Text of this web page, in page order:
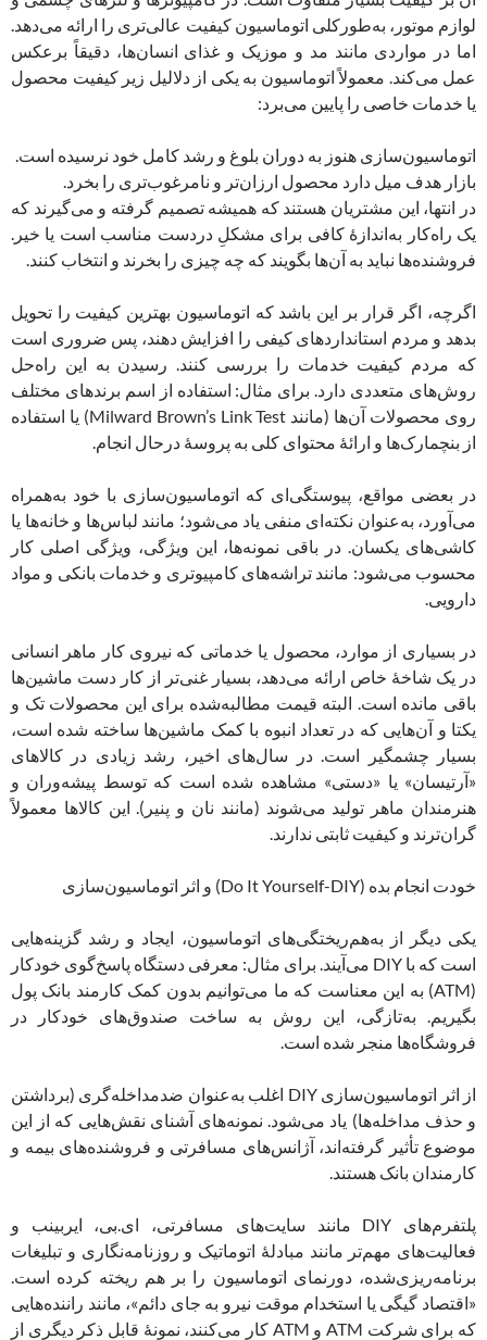
لوازم موتور، به‌طور‌کلی اتوماسیون کیفیت عالی‌تری را ارائه می‌دهد.
اما در مواردی مانند مد و موزیک و غذای انسان‌ها، دقیقاً برعکس
عمل می‌کند. معمولاً اتوماسیون به یکی از دلالیل زیر کیفیت محصول
یا خدمات خاصی را پایین می‌برد:
اتوماسیون‌سازی هنوز به دوران بلوغ و رشد کامل خود نرسیده است.
بازار هدف میل دارد محصول ارزان‌تر و نامرغوب‌تری را بخرد.
در انتها، این مشتریان هستند که همیشه تصمیم گرفته و می‌گیرند که
یک راه‌کار به‌اندازۀ کافی برای مشکلِ دردست مناسب است یا خیر.
فروشنده‌ها نباید به آن‌ها بگویند که چه چیزی را بخرند و انتخاب کنند.
اگرچه، اگر قرار بر این باشد که اتوماسیون بهترین کیفیت را تحویل
بدهد و مردم استانداردهای کیفی را افزایش دهند، پس ضروری است
که مردم کیفیت خدمات را بررسی کنند. رسیدن به این راه‌حل
روش‌های متعددی دارد. برای مثال: استفاده از اسم برندهای مختلف
روی محصولات آن‌ها (مانند Milward Brown’s Link Test) یا استفاده
از بنچمارک‌ها و ارائۀ محتوای کلی به پروسۀ درحال انجام.
در بعضی مواقع، پیوستگی‌ای که اتوماسیون‌سازی با خود به‌همراه
می‌آورد، به‌عنوان نکته‌ای منفی یاد می‌شود؛ مانند لباس‌ها و خانه‌ها یا
کاشی‌های یکسان. در باقی نمونه‌ها، این ویژگی، ویژگی اصلی کار
محسوب می‌شود: مانند تراشه‌های کامپیوتری و خدمات بانکی و مواد
دارویی.
در بسیاری از موارد، محصول یا خدماتی که نیروی کار ماهر انسانی
در یک شاخۀ خاص ارائه می‌دهد، بسیار غنی‌تر از کار دست ماشین‌ها
باقی مانده است. البته قیمت مطالبه‌شده برای این محصولات تک و
یکتا و آن‌هایی که در تعداد انبوه با کمک ماشین‌ها ساخته شده‌ است،
بسیار چشمگیر است. در سال‌های اخیر، رشد زیادی در کالاهای
«آرتیسان» یا «دستی» مشاهده شده است که توسط پیشه‌وران و
هنرمندان ماهر تولید می‌شوند (مانند نان و پنیر). این کالاها معمولاً
گران‌ترند و کیفیت ثابتی ندارند.
خودت انجام بده (Do It Yourself-DIY) و اثر اتوماسیون‌سازی
یکی دیگر از به‌هم‌ریختگی‌های اتوماسیون، ایجاد و رشد گزینه‌هایی
است که با DIY می‌آیند. برای مثال: معرفی دستگاه پاسخ‌گوی خودکار
(ATM) به این معناست که ما می‌توانیم بدون کمک کارمند بانک پول
بگیریم. به‌تازگی، این روش به ساخت صندوق‌های خودکار در
فروشگاه‌ها منجر شده است.
از اثر اتوماسیون‌سازی DIY اغلب به‌عنوان ضدمداخله‌گری (برداشتن
و حذف مداخله‌ها) یاد می‌شود. نمونه‌های آشنای نقش‌هایی که از این
موضوع تأثیر گرفته‌اند، آژانس‌های مسافرتی و فروشنده‌های بیمه و
کارمندان بانک هستند.
پلتفرم‌های DIY مانند سایت‌های مسافرتی، ای.بی، ایربینب و
فعالیت‌های مهم‌تر مانند مبادلۀ اتوماتیک و روزنامه‌نگاری و تبلیغات
برنامه‌ریزی‌شده، دورنمای اتوماسیون را بر هم ریخته کرده است.
«اقتصاد گیگی یا استخدام موقت نیرو به جای دائم»، مانند راننده‌هایی
که برای شرکت ATM و ATM کار می‌کنند، نمونۀ قابل ذکر دیگری از